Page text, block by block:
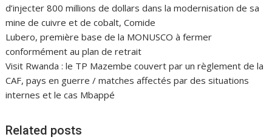
d’injecter 800 millions de dollars dans la modernisation de sa
mine de cuivre et de cobalt, Comide
Lubero, première base de la MONUSCO à fermer
conformément au plan de retrait
Visit Rwanda : le TP Mazembe couvert par un règlement de la
CAF, pays en guerre / matches affectés par des situations
internes et le cas Mbappé
Related posts